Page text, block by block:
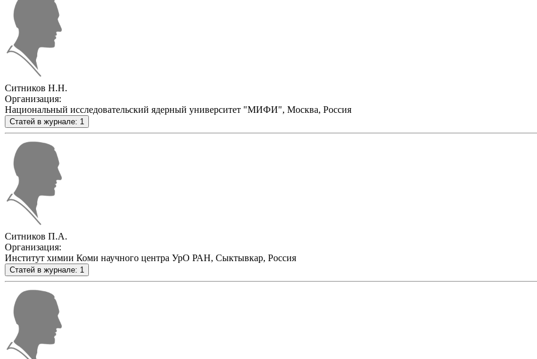
Ситников Н.Н.
Организация:
Национальный исследовательский ядерный университет "МИФИ", Москва, Россия
Статей в журнале: 1
Ситников П.А.
Организация:
Институт химии Коми научного центра УрО РАН, Сыктывкар, Россия
Статей в журнале: 1